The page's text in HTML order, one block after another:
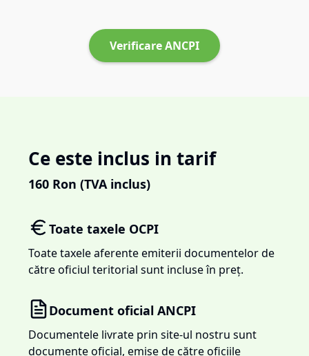
Verificare ANCPI
Ce este inclus in tarif
160 Ron (TVA inclus)
Toate taxele OCPI
Toate taxele aferente emiterii documentelor de
către oficiul teritorial sunt incluse în preț.
Document oficial ANCPI
Documentele livrate prin site-ul nostru sunt
documente oficial, emise de către oficiile